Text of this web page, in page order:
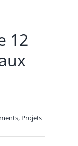
12
, Projets